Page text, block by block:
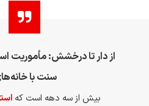
از دار تا درخشش: مأموریت
سنت با
بیش از سه دهه است که